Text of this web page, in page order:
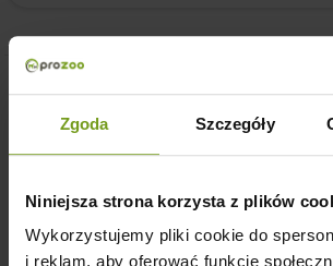
Zgoda Szczegóły
Niniejsza strona korzysta z plików
Wykorzystujemy pliki cookie do
i reklam, aby oferować funkcje
Klienci którzy zakupili
kupili również: